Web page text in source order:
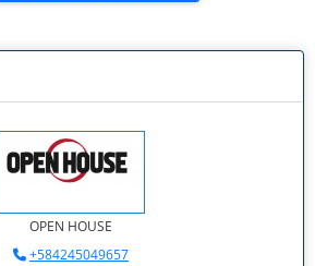
OPEN HOUSE
+584245049657